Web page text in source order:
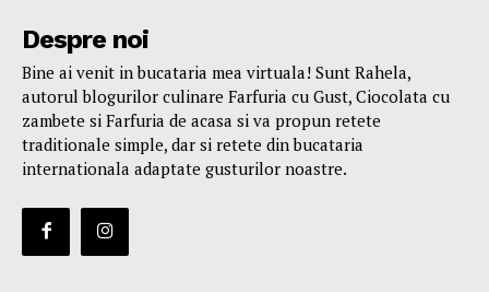
Despre noi
Bine ai venit in bucataria mea virtuala! Sunt Rahela,
autorul blogurilor culinare Farfuria cu Gust, Ciocolata cu
zambete si Farfuria de acasa si va propun retete
traditionale simple, dar si retete din bucataria
internationala adaptate gusturilor noastre.